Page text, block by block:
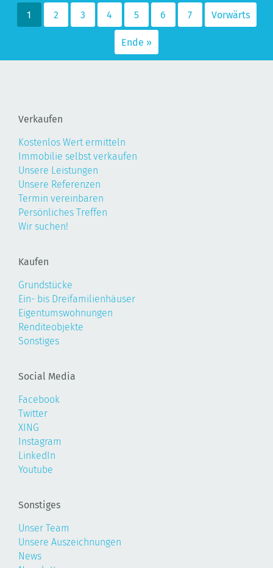
1 2 3 4 5 6 7 Vorwärts
Ende »
Verkaufen
Kostenlos Wert ermitteln
Immobilie selbst verkaufen
Unsere Leistungen
Unsere Referenzen
Termin vereinbaren
Persönliches Treffen
Wir suchen!
Kaufen
Grundstücke
Ein- bis Dreifamilienhäuser
Eigentumswohnungen
Renditeobjekte
Sonstiges
Social Media
Facebook
Twitter
XING
Instagram
LinkedIn
Youtube
Sonstiges
Unser Team
Unsere Auszeichnungen
News